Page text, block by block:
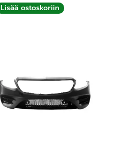
Lisää ostoskoriin